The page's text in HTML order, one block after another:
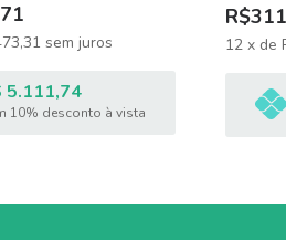
sem juros
5.111,74
10% desconto à vista
12 x de